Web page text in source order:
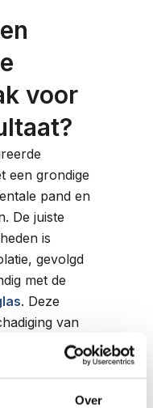
Over
voor
een grondige
pand en
De juiste
is
gevolgd
met de
. Deze
van